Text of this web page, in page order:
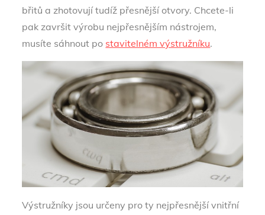
břitů a zhotovují tudíž přesnější otvory. Chcete-li
pak završit výrobu nejpřesnějším nástrojem,
musíte sáhnout po stavitelném výstružníku.
Výstružníky jsou určeny pro ty nejpřesnější vnitřní